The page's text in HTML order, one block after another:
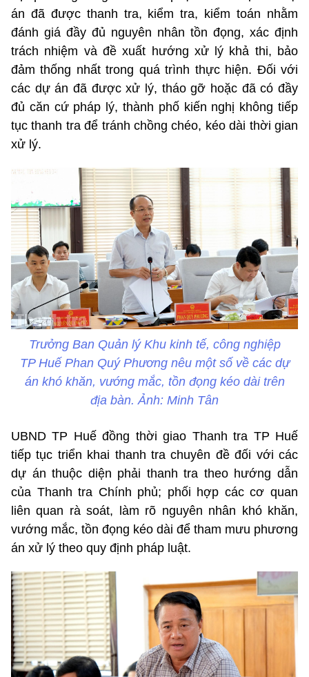
án đã được thanh tra, kiểm tra, kiểm toán nhằm
đánh giá đầy đủ nguyên nhân tồn đọng, xác định
trách nhiệm và đề xuất hướng xử lý khả thi, bảo
đảm thống nhất trong quá trình thực hiện. Đối với
các dự án đã được xử lý, tháo gỡ hoặc đã có đầy
đủ căn cứ pháp lý, thành phố kiến nghị không tiếp
tục thanh tra để tránh chồng chéo, kéo dài thời gian
xử lý.
Trưởng Ban Quản lý Khu kinh tế, công nghiệp
TP Huế Phan Quý Phương nêu một số về các dự
án khó khăn, vướng mắc, tồn đọng kéo dài trên
địa bàn. Ảnh: Minh Tân
UBND TP Huế đồng thời giao Thanh tra TP Huế
tiếp tục triển khai thanh tra chuyên đề đối với các
dự án thuộc diện phải thanh tra theo hướng dẫn
của Thanh tra Chính phủ; phối hợp các cơ quan
liên quan rà soát, làm rõ nguyên nhân khó khăn,
vướng mắc, tồn đọng kéo dài để tham mưu phương
án xử lý theo quy định pháp luật.